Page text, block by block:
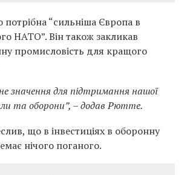
“сильніша Європа в
НАТО”. Він також закликав
промисловість для кращого
значення для підтримання нашої
та оборони”, – додав Рютте.
що в інвестиціях в оборонну
нічого поганого.